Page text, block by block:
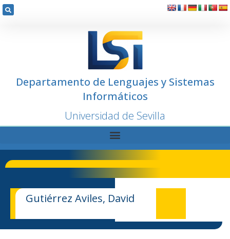
Departamento de Lenguajes y Sistemas
Informáticos
Universidad de Sevilla
Gutiérrez Aviles, David